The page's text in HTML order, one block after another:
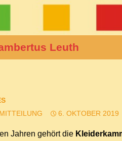
Leuth
6. OKTOBER 2019
Jahren gehört die